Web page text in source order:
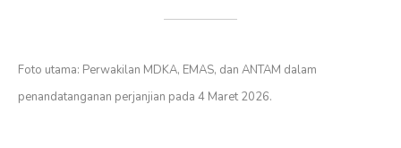
Foto utama: Perwakilan MDKA, EMAS, dan ANTAM dalam
penandatanganan perjanjian pada 4 Maret 2026.